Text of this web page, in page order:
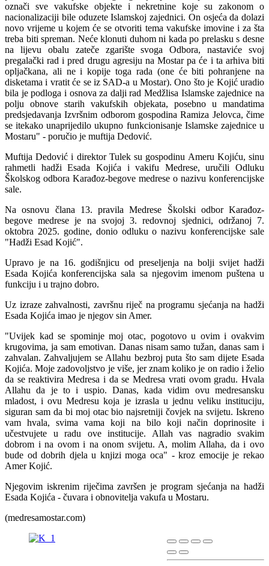
označi sve vakufske objekte i nekretnine koje su zakonom o
nacionalizaciji bile oduzete Islamskoj zajednici. On osjeća da dolazi
novo vrijeme u kojem će se otvoriti tema vakufske imovine i za šta
treba biti spreman. Neće klonuti duhom ni kada po prelasku s desne
na lijevu obalu zateče zgarište svoga Odbora, nastaviće svoj
pregalački rad i pred drugu agresiju na Mostar pa će i ta arhiva biti
opljačkana, ali ne i kopije toga rada (one će biti pohranjene na
disketama i vratit će se iz SAD-a u Mostar). Ono što je Kojić uradio
bila je podloga i osnova za dalji rad Medžlisa Islamske zajednice na
polju obnove starih vakufskih objekata, posebno u mandatima
predsjedavanja Izvršnim odborom gospodina Ramiza Jelovca, čime
se itekako unaprijedilo ukupno funkcionisanje Islamske zajednice u
Mostaru" - poručio je muftija Dedović.
Muftija Dedović i direktor Tulek su gospodinu Ameru Kojiću, sinu
rahmetli hadži Esada Kojića i vakifu Medrese, uručili Odluku
Školskog odbora Karađoz-begove medrese o nazivu konferencijske
sale.
Na osnovu člana 13. pravila Medrese Školski odbor Karađoz-
begove medrese je na svojoj 3. redovnoj sjednici, održanoj 7.
oktobra 2025. godine, donio odluku o nazivu konferencijske sale
"Hadži Esad Kojić".
Upravo je na 16. godišnjicu od preseljenja na bolji svijet hadži
Esada Kojića konferencijska sala sa njegovim imenom puštena u
funkciju i u trajno dobro.
Uz izraze zahvalnosti, završnu riječ na programu sjećanja na hadži
Esada Kojića imao je njegov sin Amer.
"Uvijek kad se spominje moj otac, pogotovo u ovim i ovakvim
krugovima, ja sam emotivan. Danas nisam samo tužan, danas sam i
zahvalan. Zahvaljujem se Allahu bezbroj puta što sam dijete Esada
Kojića. Moje zadovoljstvo je više, jer znam koliko je on radio i želio
da se reaktivira Medresa i da se Medresa vrati ovom gradu. Hvala
Allahu da je to i uspio. Danas, kada vidim ovu medresansku
mladost, i ovu Medresu koja je izrasla u jednu veliku instituciju,
siguran sam da bi moj otac bio najsretniji čovjek na svijetu. Iskreno
vam hvala, svima vama koji na bilo koji način doprinosite i
učestvujete u radu ove institucije. Allah vas nagradio svakim
dobrom i na ovom i na onom svijetu. A, molim Allaha, da i ovo
bude od dobrih djela u knjizi moga oca" - kroz emocije je rekao
Amer Kojić.
Njegovim iskrenim riječima završen je program sjećanja na hadži
Esada Kojića - čuvara i obnovitelja vakufa u Mostaru.
(medresamostar.com)